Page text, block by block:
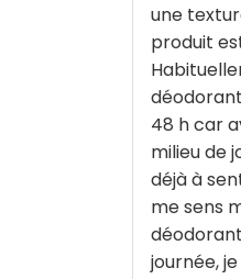
une
produit
48 h car
milieu de
déjà à
me sens
journée,